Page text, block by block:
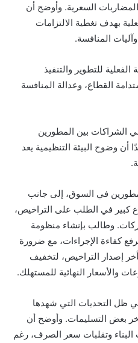
السعرية. وأوضح أن
بهدف تغطية الالتزامات
المنافسة.
للتطوير والتنفيذ
القطاع، وعدالة المنافسة
الشراكات بين المطورين
وضوح البيئة التنظيمية يعد
في السوق، إلى جانب
كبير في الطلب على التراخيص،
وطالب بإنشاء منظومة
كفاءة الإجراءات، مع ضرورة
إصدار التراخيص، لتخفيف
والأسعار النهائية للمستهلك.
ظل التحديات التي شهدها
بعض التسليمات. وأوضح أن
ومدخلات البناء وتقلبات سعر الصرف، رغم